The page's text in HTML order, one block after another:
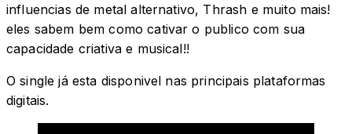
influencias de metal alternativo, Thrash e muito mais!
eles sabem bem como cativar o publico com sua
capacidade criativa e musical!!
O single já esta disponivel nas principais plataformas
digitais.